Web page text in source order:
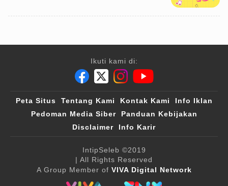
Ikuti kami di:
Peta Situs Tentang Kami Kontak Kami
Info Iklan
Pedoman Media Siber
Panduan Kebijakan
Disclaimer
Info Karir
IntipSeleb ©2019
| All Rights Reserved
A Group Member of VIVA Digital Network